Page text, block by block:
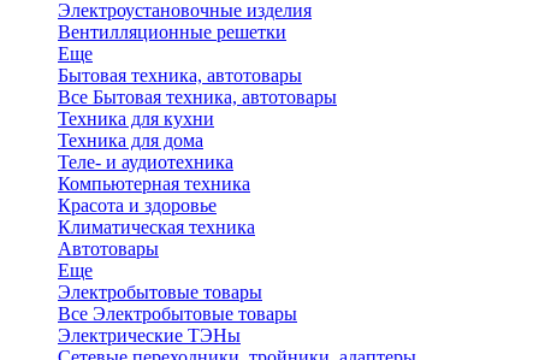
Электроустановочные изделия
Вентилляционные решетки
Еще
Бытовая техника, автотовары
Все Бытовая техника, автотовары
Техника для кухни
Техника для дома
Теле- и аудиотехника
Компьютерная техника
Красота и здоровье
Климатическая техника
Автотовары
Еще
Электробытовые товары
Все Электробытовые товары
Электрические ТЭНы